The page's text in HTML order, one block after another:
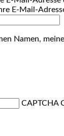
E-Mail-
Namen,
CAPTCHA